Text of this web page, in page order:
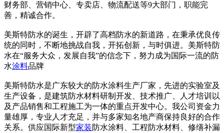
财务部、营销中心、专卖店、物流配送等9大部门，职能完
善，精诚合作。
美斯特防水的诞生，开辟了高档防水的新道路，在秉承优良传
统的同时，不断地挑战自我，开拓创新，与时俱进。美斯特防
水在“服务大众，发展自我”的信念下，努力成为国际一流的防
水涂料品牌
美斯特防水是广东较大的防水涂料生产厂家，先进的实验室及
生产设备，是建筑防水材料研制开发、技术推广、人才培训以
及产品销售和工程施工为一体的重点开发中心。我公司资金力
量雄厚，专业人才充足，并与多家知名地产商保持良好的合作
关系。供应国际新型家装防水涂料、工程防水材料、修缮补漏